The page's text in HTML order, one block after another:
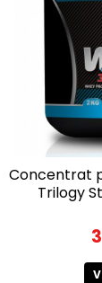
Concentrat
Trilogy